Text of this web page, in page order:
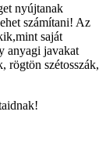
nyújtanak
számítani! Az
saját
anyagi javakat
rögtön szétosszák,